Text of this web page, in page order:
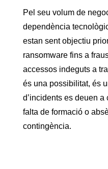
Pel seu volum de
dependència
estan sent objectiu
ransomware fins a
accessos indeguts a
és una possibilitat, és
d’incidents es deuen
falta de formació o
contingència.